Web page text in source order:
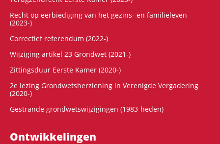
Recht op eerbiediging van het gezins- en familieleven
(2023-)
Correctief referendum (2022-)
Wijziging artikel 23 Grondwet (2021-)
Zittingsduur Eerste Kamer (2020-)
2e lezing Grondwetsherziening in Verenigde Vergadering
(2020-)
Gestrande grondwetswijzigingen (1983-heden)
Ontwikke­lingen